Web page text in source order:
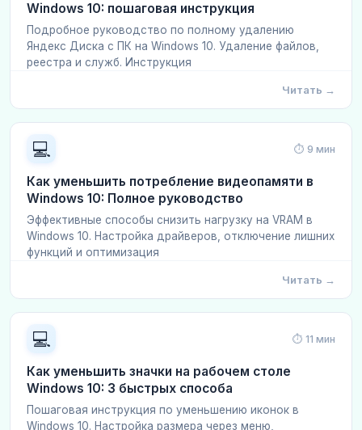
Windows 10: пошаговая инструкция
Подробное руководство по полному удалению
Яндекс Диска с ПК на Windows 10. Удаление файлов,
реестра и служб. Инструкция
Читать →
💻 ⏱ 9 мин
Как уменьшить потребление видеопамяти в
Windows 10: Полное руководство
Эффективные способы снизить нагрузку на VRAM в
Windows 10. Настройка драйверов, отключение лишних
функций и оптимизация
Читать →
💻 ⏱ 11 мин
Как уменьшить значки на рабочем столе
Windows 10: 3 быстрых способа
Пошаговая инструкция по уменьшению иконок в
Windows 10. Настройка размера через меню,